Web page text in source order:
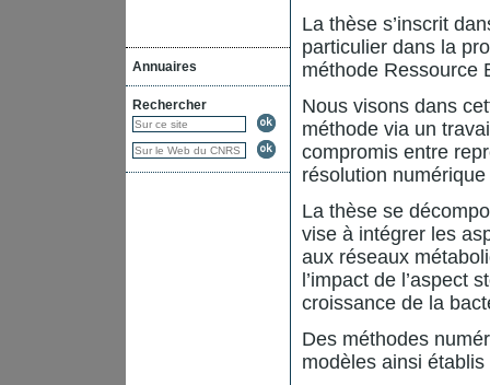
Annuaires
Rechercher
La thèse s’inscrit
particulier dans la
méthode Ressource
Nous visons dans
méthode via un
compromis entre
résolution
La thèse se
vise à intégrer les
aux réseaux
l’impact de l’aspect
croissance de la
Des méthodes
modèles ainsi